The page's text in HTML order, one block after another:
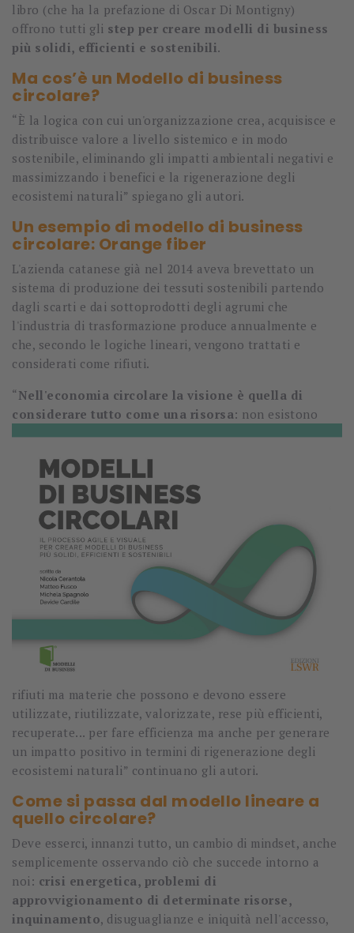
libro (che ha la prefazione di Oscar Di Montigny)
offrono tutti gli step per creare modelli di business
più solidi, efficienti e sostenibili.
Ma cos’è un Modello di business
circolare?
“È la logica con cui un'organizzazione crea, acquisisce e
distribuisce valore a livello sistemico e in modo
sostenibile, eliminando gli impatti ambientali negativi e
massimizzando i benefici e la rigenerazione degli
ecosistemi naturali” spiegano gli autori.
Un esempio di modello di business
circolare: Orange fiber
L'azienda catanese già nel 2014 aveva brevettato un
sistema di produzione dei tessuti sostenibili partendo
dagli scarti e dai sottoprodotti degli agrumi che
l'industria di trasformazione produce annualmente e
che, secondo le logiche lineari, vengono trattati e
considerati come rifiuti.
“ Nell'economia circolare la visione è quella di
considerare tutto come una risorsa: non esistono
rifiuti ma materie che possono e devono essere
utilizzate, riutilizzate, valorizzate, rese più efficienti,
recuperate... per fare efficienza ma anche per generare
un impatto positivo in termini di rigenerazione degli
ecosistemi naturali” continuano gli autori.
Come si passa dal modello lineare a
quello circolare?
Deve esserci, innanzi tutto, un cambio di mindset, anche
semplicemente osservando ciò che succede intorno a
noi: crisi energetica, problemi di
approvvigionamento di determinate risorse,
inquinamento, disuguaglianze e iniquità nell'accesso,